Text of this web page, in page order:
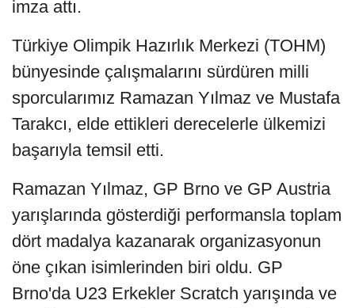
imza attı.
Türkiye Olimpik Hazırlık Merkezi (TOHM)
bünyesinde çalışmalarını sürdüren milli
sporcularımız Ramazan Yılmaz ve Mustafa
Tarakcı, elde ettikleri derecelerle ülkemizi
başarıyla temsil etti.
Ramazan Yılmaz, GP Brno ve GP Austria
yarışlarında gösterdiği performansla toplam
dört madalya kazanarak organizasyonun
öne çıkan isimlerinden biri oldu. GP
Brno'da U23 Erkekler Scratch yarışında ve